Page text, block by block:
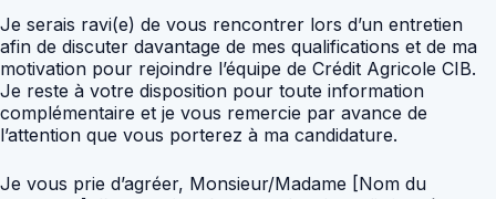
Je serais ravi(e) de vous rencontrer lors d’un entretien
afin de discuter davantage de mes qualifications et de ma
motivation pour rejoindre l’équipe de Crédit Agricole CIB.
Je reste à votre disposition pour toute information
complémentaire et je vous remercie par avance de
l’attention que vous porterez à ma candidature.
Je vous prie d’agréer, Monsieur/Madame [Nom du